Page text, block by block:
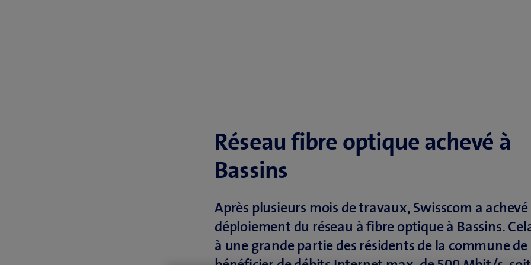
Réseau fibre optique achevé à
Bassins
Après plusieurs mois de travaux, Swisscom a achevé
déploiement du réseau à fibre optique à Bassins.
à une grande partie des résidents de la commune de